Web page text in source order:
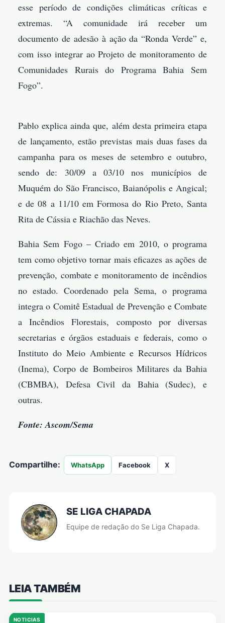
esse período de condições climáticas críticas e
extremas. “A comunidade irá receber um
documento de adesão à ação da “Ronda Verde” e,
com isso integrar ao Projeto de monitoramento de
Comunidades Rurais do Programa Bahia Sem
Fogo”.
Pablo explica ainda que, além desta primeira etapa
de lançamento, estão previstas mais duas fases da
campanha para os meses de setembro e outubro,
sendo de: 30/09 a 03/10 nos municípios de
Muquém do São Francisco, Baianópolis e Angical;
e de 08 a 11/10 em Formosa do Rio Preto, Santa
Rita de Cássia e Riachão das Neves.
Bahia Sem Fogo – Criado em 2010, o programa
tem como objetivo tornar mais eficazes as ações de
prevenção, combate e monitoramento de incêndios
no estado. Coordenado pela Sema, o programa
integra o Comitê Estadual de Prevenção e Combate
a Incêndios Florestais, composto por diversas
secretarias e órgãos estaduais e federais, como o
Instituto do Meio Ambiente e Recursos Hídricos
(Inema), Corpo de Bombeiros Militares da Bahia
(CBMBA), Defesa Civil da Bahia (Sudec), e
outras.
Fonte: Ascom/Sema
Compartilhe: WhatsApp Facebook X
SE LIGA CHAPADA
Equipe de redação do Se Liga Chapada.
LEIA TAMBÉM
NOTICIAS